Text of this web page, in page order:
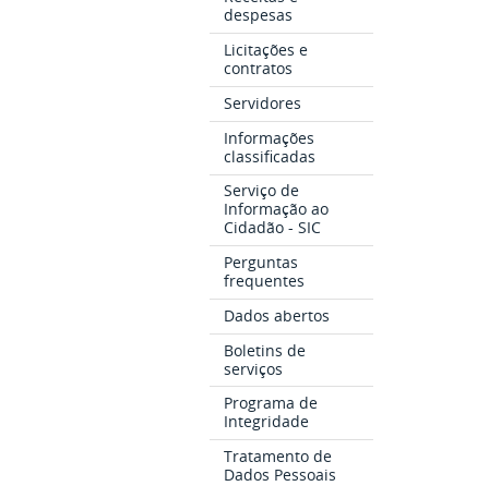
despesas
Licitações e
contratos
Servidores
Informações
classificadas
Serviço de
Informação ao
Cidadão - SIC
Perguntas
frequentes
Dados abertos
Boletins de
serviços
Programa de
Integridade
Tratamento de
Dados Pessoais